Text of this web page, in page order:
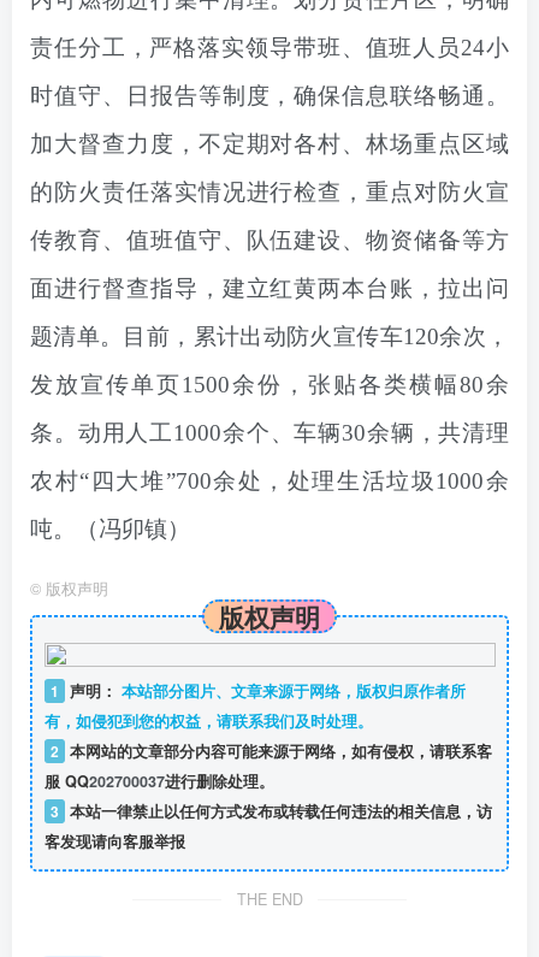
责任分工，严格落实领导带班、值班人员24小
时值守、日报告等制度，确保信息联络畅通。
加大督查力度，不定期对各村、林场重点区域
的防火责任落实情况进行检查，重点对防火宣
传教育、值班值守、队伍建设、物资储备等方
面进行督查指导，建立红黄两本台账，拉出问
题清单。目前，累计出动防火宣传车120余次，
发放宣传单页1500余份，张贴各类横幅80余
条。动用人工1000余个、车辆30余辆，共清理
农村“四大堆”700余处，处理生活垃圾1000余
吨。
（冯卯镇）
© 版权声明
版权声明
1 声明： 本站部分图片、文章来源于网络，版权归原作者所
有，如侵犯到您的权益，请联系我们及时处理。
2 本网站的文章部分内容可能来源于网络，如有侵权，请联系客
服 QQ202700037进行删除处理。
3 本站一律禁止以任何方式发布或转载任何违法的相关信息，访
客发现请向客服举报
THE END